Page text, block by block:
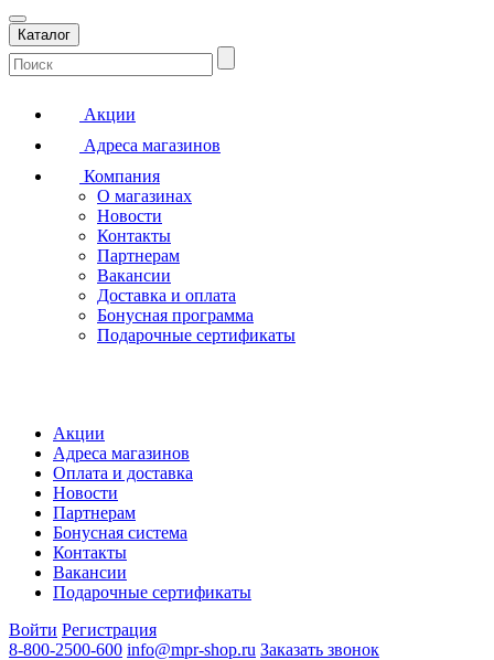
Каталог
Акции
Адреса магазинов
Компания
О магазинах
Новости
Контакты
Партнерам
Вакансии
Доставка и оплата
Бонусная программа
Подарочные сертификаты
Акции
Адреса магазинов
Оплата и доставка
Новости
Партнерам
Бонусная система
Контакты
Вакансии
Подарочные сертификаты
Войти Регистрация
8-800-2500-600 info@mpr-shop.ru Заказать звонок